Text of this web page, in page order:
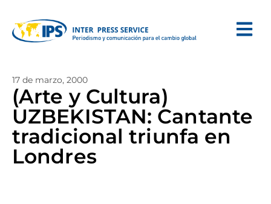
17 de marzo, 2000
(Arte y Cultura)
UZBEKISTAN: Cantante
tradicional triunfa en
Londres